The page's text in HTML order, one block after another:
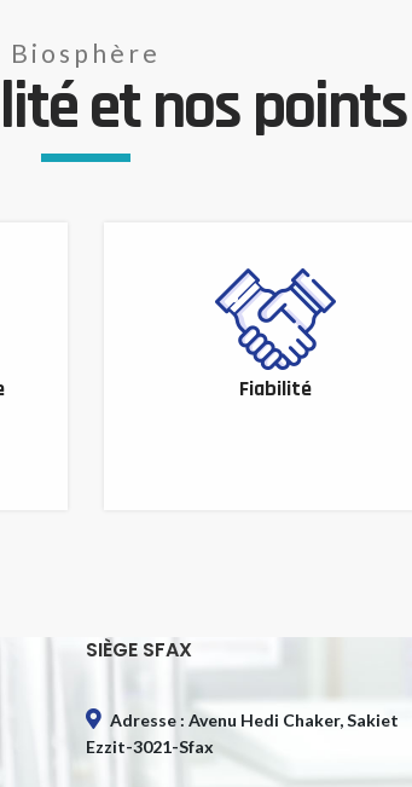
Biosphère
et nos
Fiabilité
SIÈGE SFAX
Adresse : Avenu Hedi Chaker, Sakiet
Ezzit-3021-Sfax